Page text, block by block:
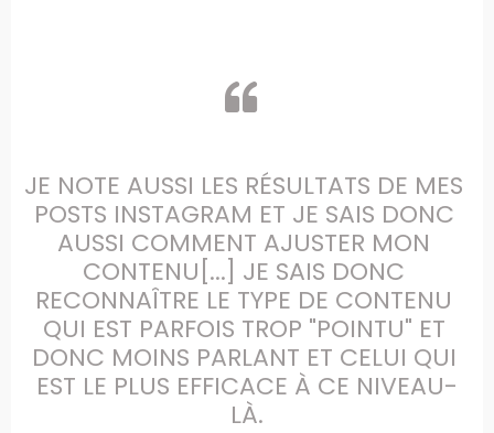
JE NOTE AUSSI LES RÉSULTATS DE MES
POSTS INSTAGRAM ET JE SAIS DONC
AUSSI COMMENT AJUSTER MON
CONTENU[...] JE SAIS DONC
RECONNAÎTRE LE TYPE DE CONTENU
QUI EST PARFOIS TROP "POINTU" ET
DONC MOINS PARLANT ET CELUI QUI
EST LE PLUS EFFICACE À CE NIVEAU-
LÀ.